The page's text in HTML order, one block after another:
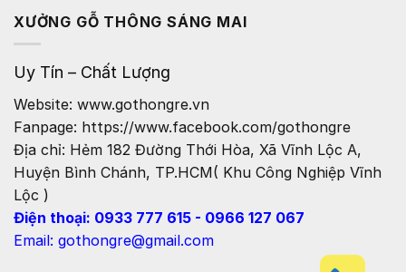
XƯỞNG GỖ THÔNG SÁNG MAI
Uy Tín – Chất Lượng
Website: www.gothongre.vn
Fanpage: https://www.facebook.com/gothongre
Địa chỉ: Hẻm 182 Đường Thới Hòa, Xã Vĩnh Lộc A,
Huyện Bình Chánh, TP.HCM( Khu Công Nghiệp Vĩnh
Lộc )
Điện thoại: 0933 777 615 - 0966 127 067
Email: gothongre@gmail.com